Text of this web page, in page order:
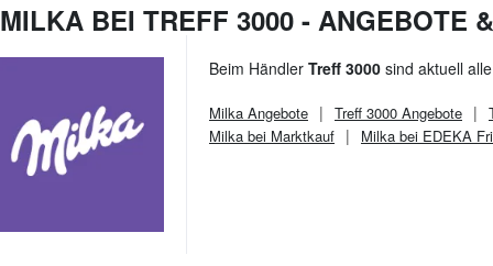
MILKA BEI TREFF 3000 - ANGEBOTE
Beim Händler Treff 3000 sind aktuell
Milka Angebote Treff 3000 Angebote
Milka bei Marktkauf
Milka bei EDEKA